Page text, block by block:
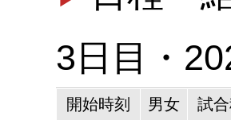
3日目・
開始時刻 男女 試